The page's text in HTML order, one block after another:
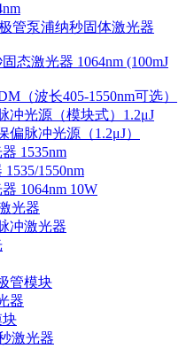
管泵浦纳秒固体激光器
态激光器 1064nm (100mJ
（波长405-1550nm可选）
冲光源（模块式）1.2μJ
偏脉冲光源（1.2μJ）
1535nm
1550nm
1064nm 10W
光器
冲激光器
管模块
器
块
激光器